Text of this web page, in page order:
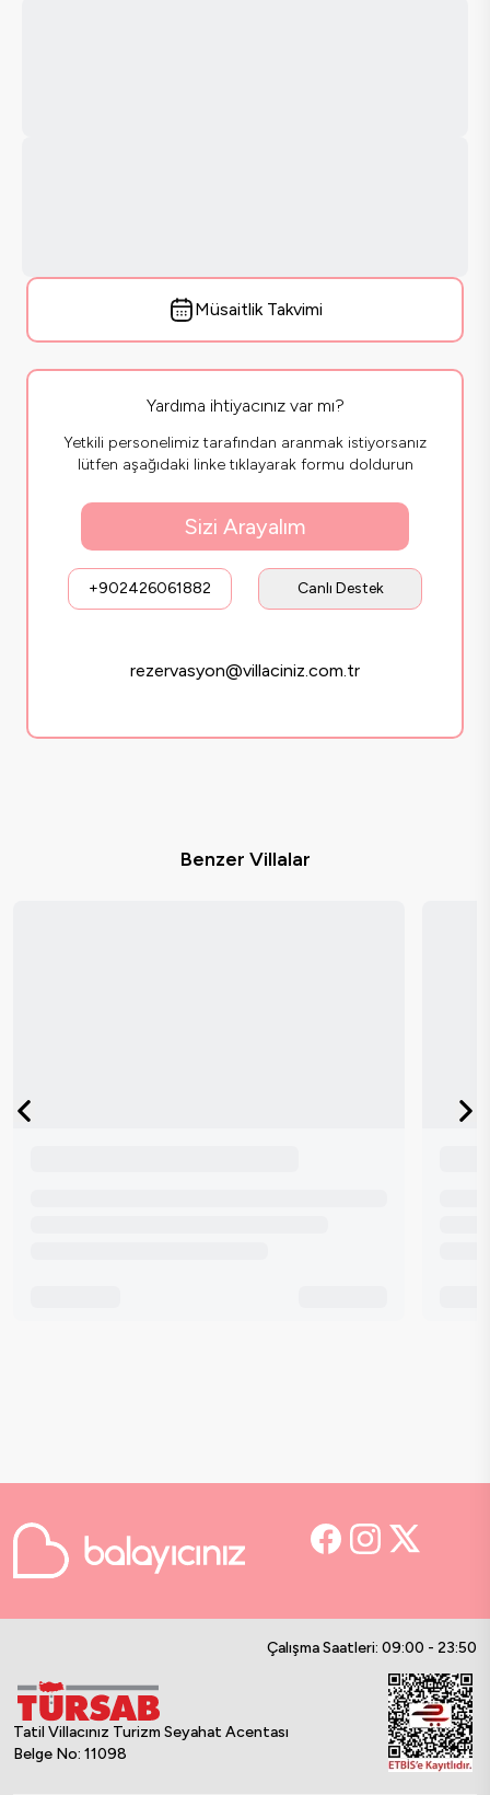
Müsaitlik Takvimi
Yardıma ihtiyacınız var mı?
Yetkili personelimiz tarafından aranmak istiyorsanız
lütfen aşağıdaki linke tıklayarak formu doldurun
Sizi Arayalım
+902426061882 Canlı Destek
rezervasyon@villaciniz.com.tr
Benzer Villalar
Çalışma Saatleri: 09:00 - 23:50
Tatil Villacınız Turizm Seyahat Acentası
Belge No: 11098